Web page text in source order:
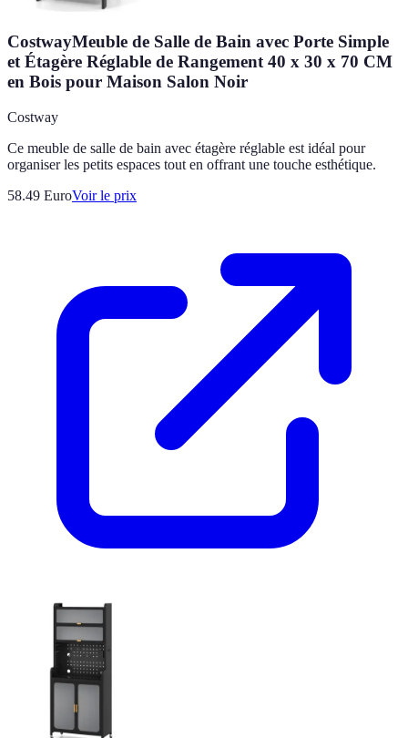
CostwayMeuble de Salle de Bain avec Porte Simple
et Étagère Réglable de Rangement 40 x 30 x 70 CM
en Bois pour Maison Salon Noir
Costway
Ce meuble de salle de bain avec étagère réglable est idéal pour
organiser les petits espaces tout en offrant une touche esthétique.
58.49 EuroVoir le prix